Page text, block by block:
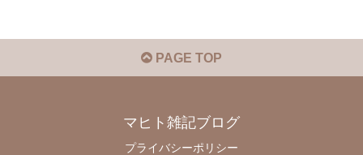
PAGE TOP
マヒト雑記ブログ
プライバシーポリシー